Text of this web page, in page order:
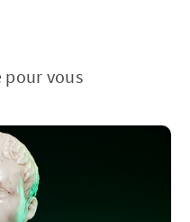
pour vous